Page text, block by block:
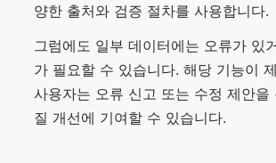
양한 출처와 검증 절차를 사용합니다.
그럼에도 일부 데이터에는 오류가 있
가 필요할 수 있습니다. 해당 기능이
사용자는 오류 신고 또는 수정 제안을
질 개선에 기여할 수 있습니다.